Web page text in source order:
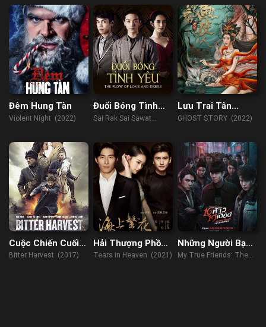
Đêm Hung Tàn
Violent Night (2022)
Đuổi Bóng Tình
Yêu
Sai Rak Sai Sawat
Lưu Trai Tân
Truyện – Họa Bì
GHOST STORY (2022)
Cuộc Chiến Cuối
Cùng
Bitter Harvest (2017)
Hải Thượng Phồn
Hoa
Tears in Heaven (2021)
Những Người Bạn
Thật Sự Của Tôi:
My True Friends: The